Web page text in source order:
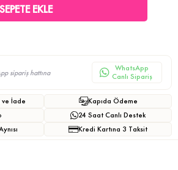
sipariş hattına
WhatsApp
Canlı Sipariş
ve İade
Kapıda Ödeme
24 Saat Canlı Destek
Kredi Kartına 3 Taksit